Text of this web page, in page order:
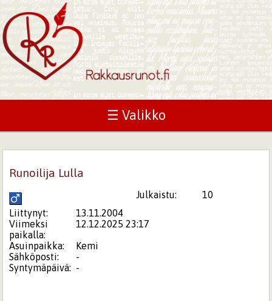
☰ Valikko
Runoilija Lulla
Julkaistu:
10
Liittynyt:
13.11.2004
Viimeksi
paikalla:
12.12.2025 23:17
Asuinpaikka:
Kemi
Sähköposti:
-
Syntymäpäivä: -